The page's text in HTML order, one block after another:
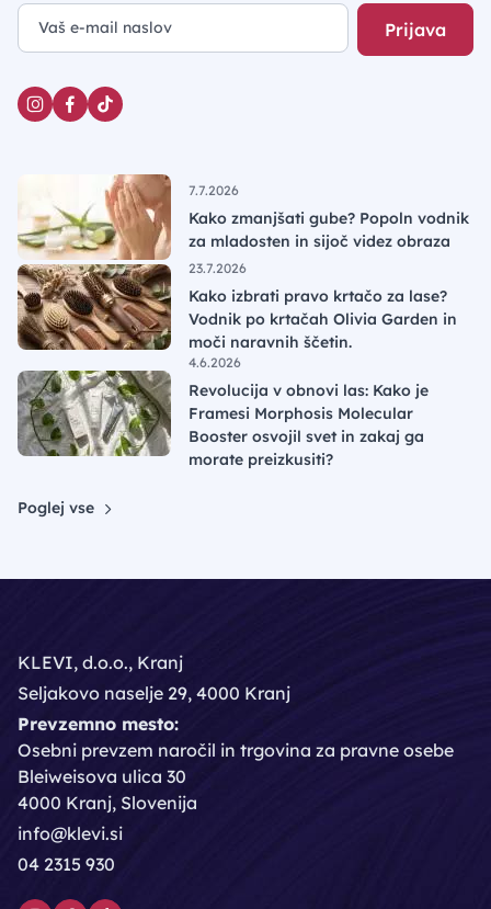
Prijava
7.7.2026
Kako zmanjšati gube? Popoln vodnik
za mladosten in sijoč videz obraza
23.7.2026
Kako izbrati pravo krtačo za lase?
Vodnik po krtačah Olivia Garden in
moči naravnih ščetin.
4.6.2026
Revolucija v obnovi las: Kako je
Framesi Morphosis Molecular
Booster osvojil svet in zakaj ga
morate preizkusiti?
Poglej vse
KLEVI, d.o.o., Kranj
Seljakovo naselje 29, 4000 Kranj
Prevzemno mesto:
Osebni prevzem naročil in trgovina za pravne osebe
Bleiweisova ulica 30
4000 Kranj, Slovenija
info@klevi.si
04 2315 930